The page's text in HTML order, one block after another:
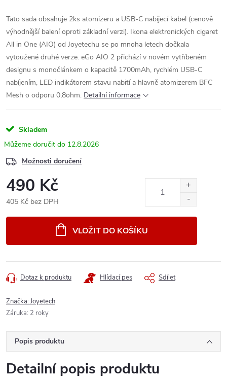
Tato sada obsahuje 2ks atomizeru a USB-C nabíjecí kabel (cenově
výhodnější balení oproti základní verzi). Ikona elektronických cigaret
All in One (AIO) od Joyetechu se po mnoha letech dočkala
vytoužené druhé verze. eGo AIO 2 přichází v novém vytříbeném
designu s monočlánkem o kapacitě 1700mAh, rychlém USB-C
nabíjením, LED indikátorem stavu nabití a hlavně atomizerem BFC
Mesh o odporu 0,8ohm. Detailní informace
Skladem
12.8.2026
Možnosti doručení
490 Kč
405 Kč bez DPH
VLOŽIT DO KOŠÍKU
Dotaz k produktu Hlídací pes Sdílet
Značka:Joyetech
Záruka: 2 roky
Popis produktu
Detailní popis produktu